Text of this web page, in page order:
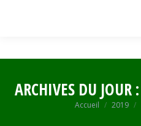
ARCHIVES DU JOUR :
Vous êtes ici :
Accueil 2019